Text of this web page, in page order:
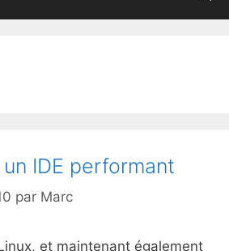
IDE performant
par Marc
et maintenant également